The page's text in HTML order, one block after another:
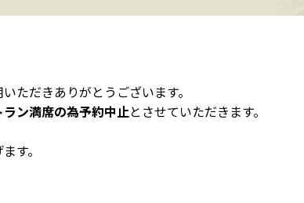
ただきありがとうございます。
ン満席の為予約中止とさせていただきます。
す。